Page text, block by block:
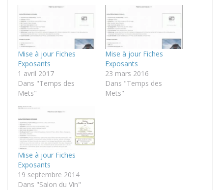
Mise à jour Fiches
Exposants
1 avril 2017
Dans "Temps des
Mets"
Mise à jour Fiches
Exposants
23 mars 2016
Dans "Temps des
Mets"
Mise à jour Fiches
Exposants
19 septembre 2014
Dans "Salon du Vin"